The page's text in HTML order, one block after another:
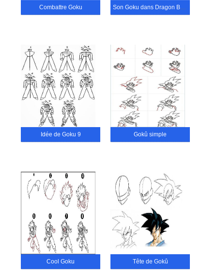
Combattre Goku Son Goku dans Dragon Ball Z
Idée de Goku 9 Gokû simple
Cool Goku Tête de Gokû